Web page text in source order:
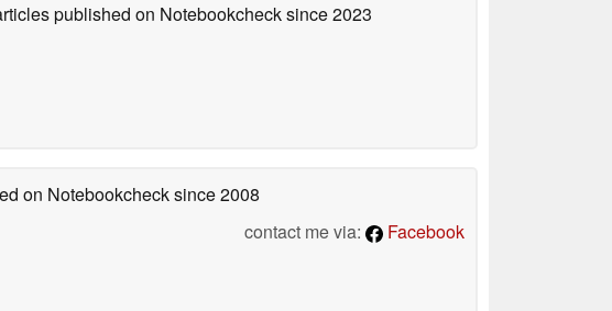
published on Notebookchecksince 2023
on Notebookchecksince 2008
contact me via:
Facebook